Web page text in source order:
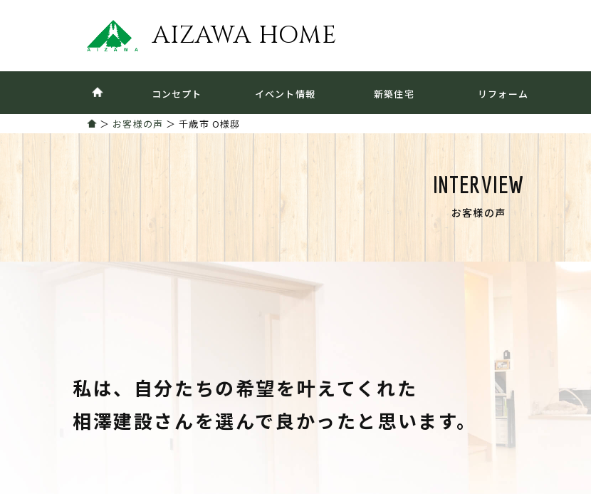
AIZAWA HOME
コンセプト イベント情報 新築住宅 リフォーム
＞ お客様の声 ＞ 千歳市 O様邸
INTERVIEW
お客様の声
私は、自分たちの希望を叶えてくれた
相澤建設さんを選んで良かったと思います。